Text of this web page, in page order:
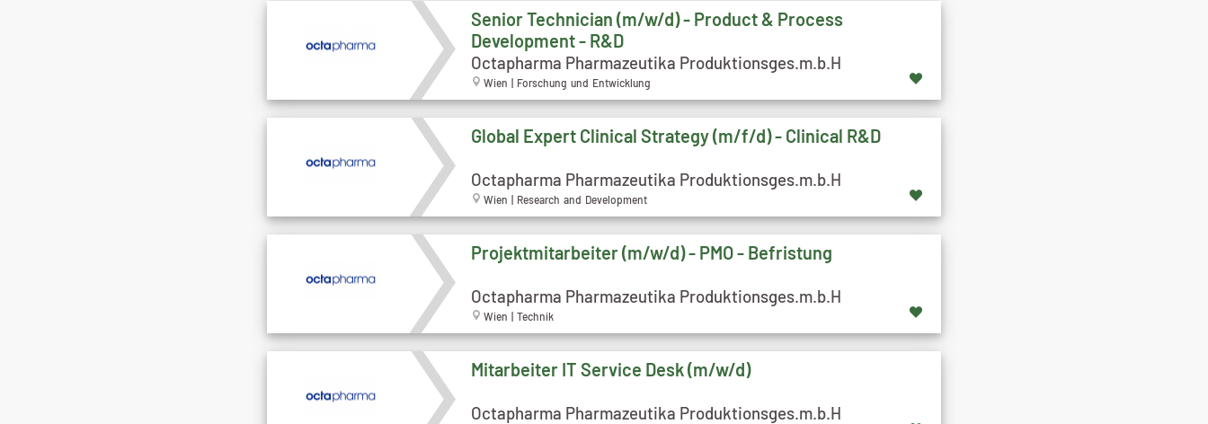
Senior Technician (m/w/d) - Product & Process
Development - R&D
Octapharma Pharmazeutika Produktionsges.m.b.H
Wien | Forschung und Entwicklung
Global Expert Clinical Strategy (m/f/d) - Clinical R&D
Octapharma Pharmazeutika Produktionsges.m.b.H
Wien | Research and Development
Projektmitarbeiter (m/w/d) - PMO - Befristung
Octapharma Pharmazeutika Produktionsges.m.b.H
Wien | Technik
Mitarbeiter IT Service Desk (m/w/d)
Octapharma Pharmazeutika Produktionsges.m.b.H